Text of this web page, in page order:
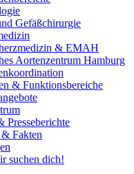
Gefäßchirurgie
& EMAH
Aortenzentrum Hamburg
& Funktionsbereiche
Presseberichte
Fakten
suchen dich!